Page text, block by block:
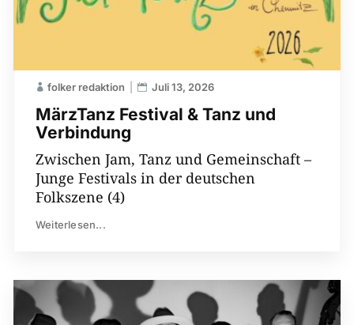
MärzTanz Festival & Tanz und
Verbindung
folker redaktion Juli 13, 2026
Zwischen Jam, Tanz und Gemeinschaft –
Junge Festivals in der deutschen
Folkszene (4)
Weiterlesen...